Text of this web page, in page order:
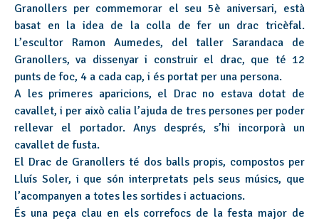
Granollers per commemorar el seu 5è aniversari, està
basat en la idea de la colla de fer un drac tricèfal.
L’escultor Ramon Aumedes, del taller Sarandaca de
Granollers, va dissenyar i construir el drac, que té 12
punts de foc, 4 a cada cap, i és portat per una persona.
A les primeres aparicions, el Drac no estava dotat de
cavallet, i per això calia l’ajuda de tres persones per poder
rellevar el portador. Anys després, s’hi incorporà un
cavallet de fusta.
El Drac de Granollers té dos balls propis, compostos per
Lluís Soler, i que són interpretats pels seus músics, que
l’acompanyen a totes les sortides i actuacions.
És una peça clau en els correfocs de la festa major de